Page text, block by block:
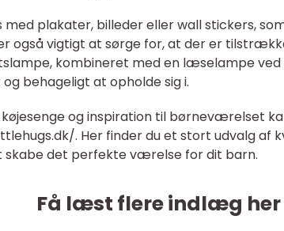
plakater, billeder eller wall stickers,
også vigtigt at sørge for, at der er
kombineret med en læselampe ved
behageligt at opholde sig i.
og inspiration til børneværelset
. Her finder du et stort udvalg af
skabe det perfekte værelse for dit barn.
Få læst flere indlæg her